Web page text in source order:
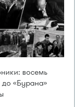
восемь
«Бурана»